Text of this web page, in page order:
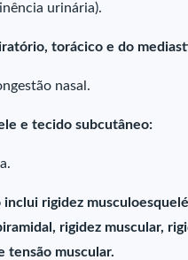
urinária).
torácico e do
nasal.
e tecido subcutâneo:
inclui rigidez
rigidez muscular,
tensão muscular.